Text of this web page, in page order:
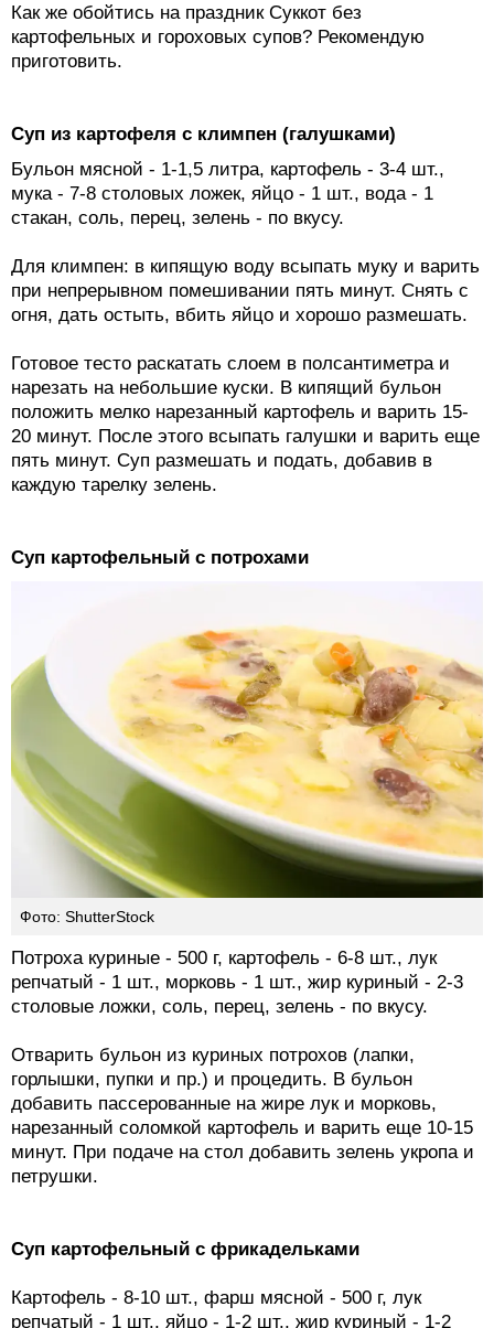
Как же обойтись на праздник Суккот без
картофельных и гороховых супов? Рекомендую
приготовить.
Суп из картофеля с климпен (галушками)
Бульон мясной - 1-1,5 литра, картофель - 3-4 шт.,
мука - 7-8 столовых ложек, яйцо - 1 шт., вода - 1
стакан, соль, перец, зелень - по вкусу.
Для климпен: в кипящую воду всыпать муку и варить
при непрерывном помешивании пять минут. Снять с
огня, дать остыть, вбить яйцо и хорошо размешать.
Готовое тесто раскатать слоем в полсантиметра и
нарезать на небольшие куски. В кипящий бульон
положить мелко нарезанный картофель и варить 15-
20 минут. После этого всыпать галушки и варить еще
пять минут. Суп размешать и подать, добавив в
каждую тарелку зелень.
Суп картофельный с потрохами
Фото: ShutterStock
Потроха куриные - 500 г, картофель - 6-8 шт., лук
репчатый - 1 шт., морковь - 1 шт., жир куриный - 2-3
столовые ложки, соль, перец, зелень - по вкусу.
Отварить бульон из куриных потрохов (лапки,
горлышки, пупки и пр.) и процедить. В бульон
добавить пассерованные на жире лук и морковь,
нарезанный соломкой картофель и варить еще 10-15
минут. При подаче на стол добавить зелень укропа и
петрушки.
Суп картофельный с фрикадельками
Картофель - 8-10 шт., фарш мясной - 500 г, лук
репчатый - 1 шт., яйцо - 1-2 шт., жир куриный - 1-2